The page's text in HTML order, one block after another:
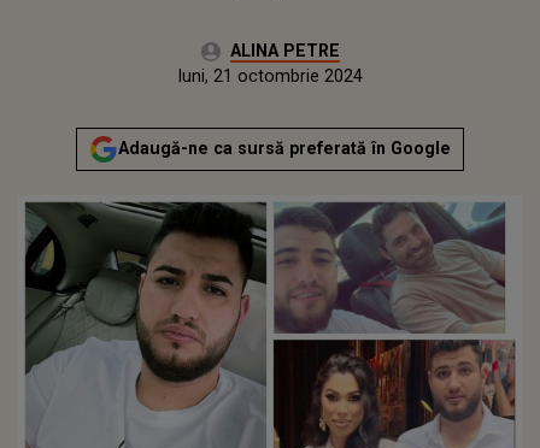
Autor:ALINA PETRE
Publicat:
luni, 21 octombrie 2024
Adaugă-ne ca sursă preferată în Google